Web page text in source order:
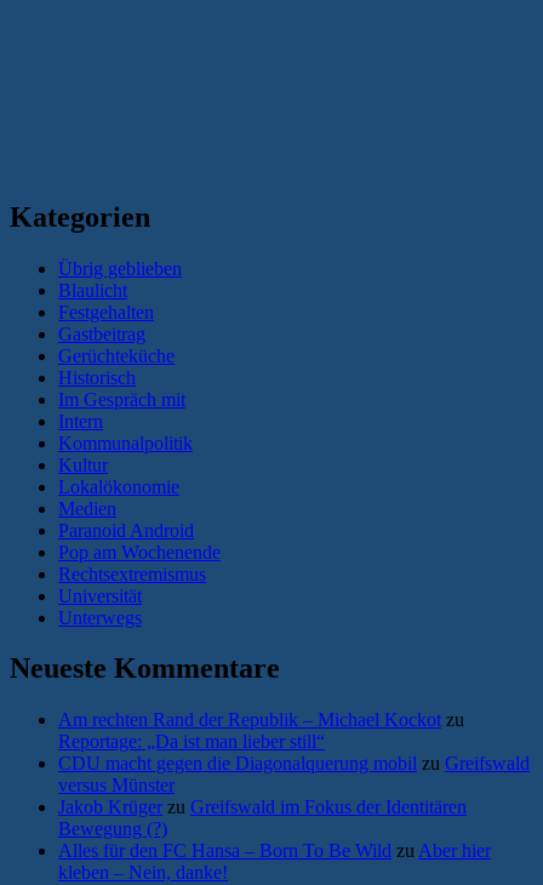
Kategorien
Übrig geblieben
Blaulicht
Festgehalten
Gastbeitrag
Gerüchteküche
Historisch
Im Gespräch mit
Intern
Kommunalpolitik
Kultur
Lokalökonomie
Medien
Paranoid Android
Pop am Wochenende
Rechtsextremismus
Universität
Unterwegs
Neueste Kommentare
Am rechten Rand der Republik – Michael Kockot zu
Reportage: „Da ist man lieber still“
CDU macht gegen die Diagonalquerung mobil zu Greifswald
versus Münster
Jakob Krüger zu Greifswald im Fokus der Identitären
Bewegung (?)
Alles für den FC Hansa – Born To Be Wild zu Aber hier
kleben – Nein, danke!